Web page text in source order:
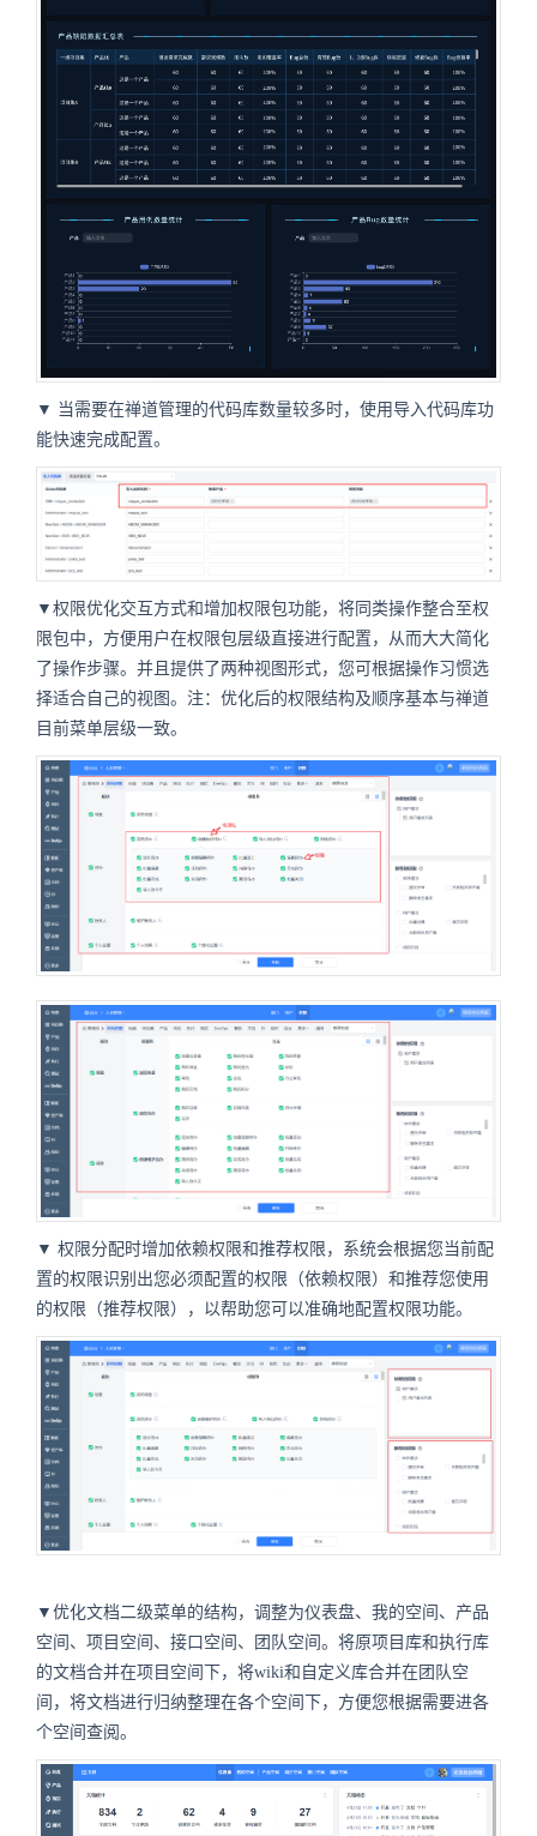
▼ 当需要在禅道管理的代码库数量较多时，使用导入代码库功
能快速完成配置。
▼权限优化交互方式和增加权限包功能，将同类操作整合至权
限包中，方便用户在权限包层级直接进行配置，从而大大简化
了操作步骤。并且提供了两种视图形式，您可根据操作习惯选
择适合自己的视图。注：优化后的权限结构及顺序基本与禅道
目前菜单层级一致。
▼ 权限分配时增加依赖权限和推荐权限，系统会根据您当前配
置的权限识别出您必须配置的权限（依赖权限）和推荐您使用
的权限（推荐权限），以帮助您可以准确地配置权限功能。
▼优化文档二级菜单的结构，调整为仪表盘、我的空间、产品
空间、项目空间、接口空间、团队空间。将原项目库和执行库
的文档合并在项目空间下，将wiki和自定义库合并在团队空
间，将文档进行归纳整理在各个空间下，方便您根据需要进各
个空间查阅。